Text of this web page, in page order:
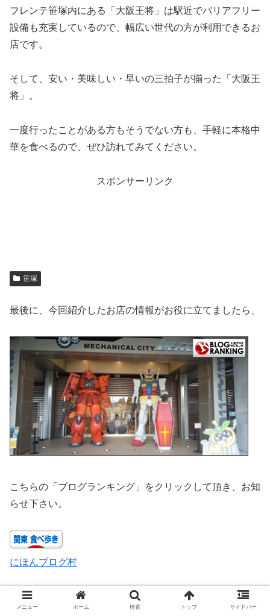
フレンテ笹塚内にある「大阪王将」は駅近でバリアフリー
設備も充実しているので、幅広い世代の方が利用できるお
店です。
そして、安い・美味しい・早いの三拍子が揃った「大阪王
将」。
一度行ったことがある方もそうでない方も、手軽に本格中
華を食べるので、ぜひ訪れてみてください。
スポンサーリンク
笹塚
最後に、今回紹介したお店の情報がお役に立てましたら、
こちらの「ブログランキング」をクリックして頂き、お知
らせ下さい。
にほんブログ村
頂いたクリックを励みに、より深く・ディープな多摩地区
メニュー ホーム 検索 トップ サイドバー